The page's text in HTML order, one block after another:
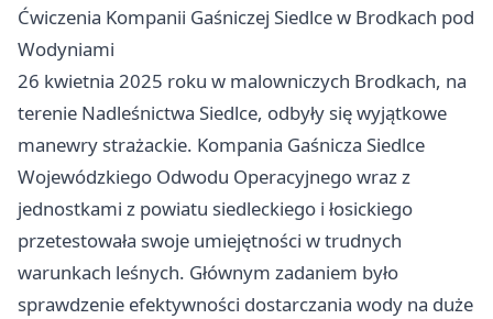
Ćwiczenia Kompanii Gaśniczej Siedlce w Brodkach pod
Wodyniami
26 kwietnia 2025 roku w malowniczych Brodkach, na
terenie Nadleśnictwa Siedlce, odbyły się wyjątkowe
manewry strażackie. Kompania Gaśnicza Siedlce
Wojewódzkiego Odwodu Operacyjnego wraz z
jednostkami z powiatu siedleckiego i łosickiego
przetestowała swoje umiejętności w trudnych
warunkach leśnych. Głównym zadaniem było
sprawdzenie efektywności dostarczania wody na duże